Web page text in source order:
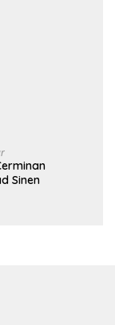
Sinen